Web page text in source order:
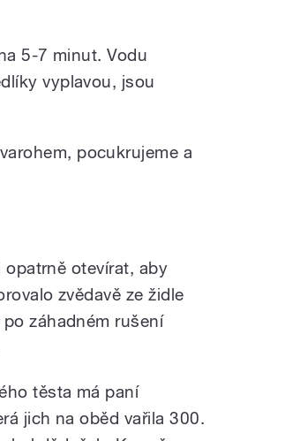
5-7 minut. Vodu
vyplavou, jsou
pocukrujeme a
opatrně otevírat, aby
zvědavě ze židle
záhadném rušení
těsta má paní
jich na oběd vařila 300.